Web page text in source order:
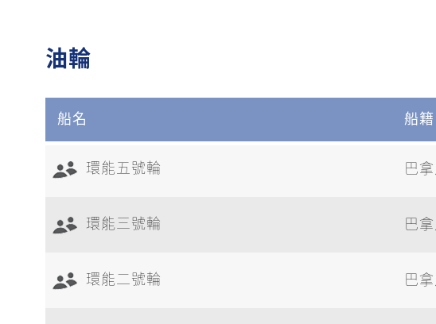
油輪
船名 船籍
環能五號輪 巴
環能三號輪 巴
環能二號輪 巴